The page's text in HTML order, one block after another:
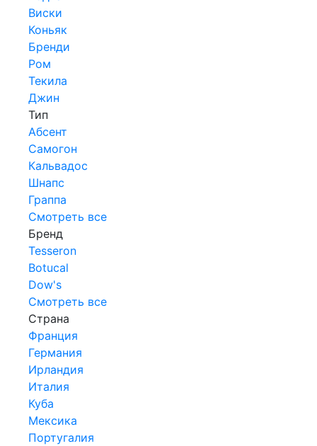
Виски
Коньяк
Бренди
Ром
Текила
Джин
Тип
Абсент
Самогон
Кальвадос
Шнапс
Граппа
Смотреть все
Бренд
Tesseron
Botucal
Dow's
Смотреть все
Страна
Франция
Германия
Ирландия
Италия
Куба
Мексика
Португалия